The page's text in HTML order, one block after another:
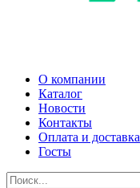
О компании
Каталог
Новости
Контакты
Оплата и доставка
Госты